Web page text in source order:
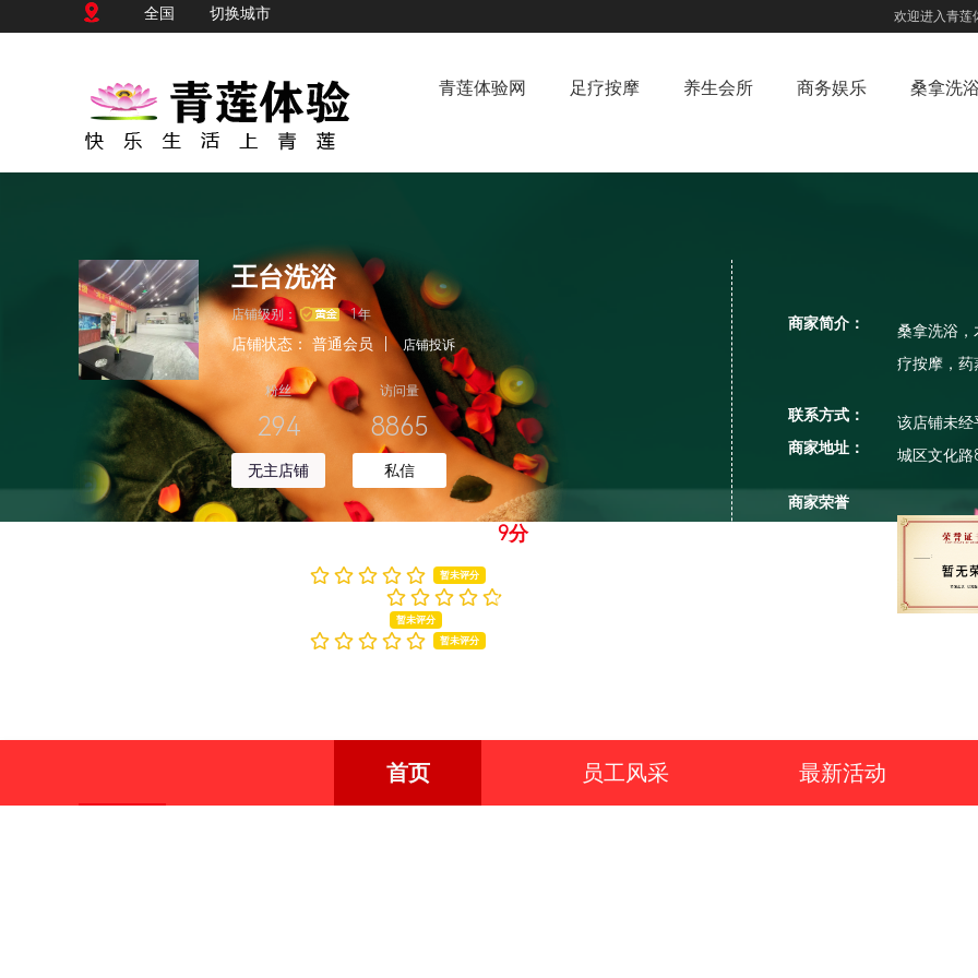
全国 切换城市 欢迎进入青莲
青莲体验网 足疗按摩 养生会所 商务娱乐 桑拿洗
王台洗浴
店铺级别： 1年
店铺状态： 普通会员 店铺投诉
粉丝
294
无主店铺
访问量
8865
私信
9分
暂未评分
暂未评分
暂未评分
商家简介：
桑拿洗浴
疗按摩，药
联系方式：
该店铺未经
商家地址：
城区文化路
商家荣誉
首页 员工风采 最新活动